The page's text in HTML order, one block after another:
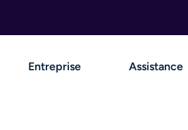
Entreprise Assistance